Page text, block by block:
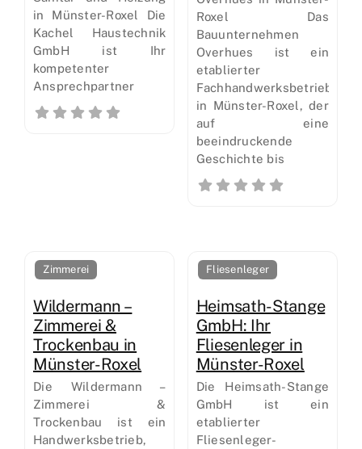
in Münster-Roxel Die
Kachel Haustechnik
GmbH ist Ihr
kompetenter
Ansprechpartner
Roxel Das
Bauunternehmen
Overhues ist ein
etablierter
Fachhandwerksbetrieb
in Münster-Roxel, der
auf eine
beeindruckende
Geschichte bis
Zimmerei
Wildermann –
Zimmerei &
Trockenbau in
Münster-Roxel
Die Wildermann –
Zimmerei &
Trockenbau ist ein
Handwerksbetrieb,
Fliesenleger
Heimsath-Stange
GmbH: Ihr
Fliesenleger in
Münster-Roxel
Die Heimsath-Stange
GmbH ist ein
etablierter
Fliesenleger-